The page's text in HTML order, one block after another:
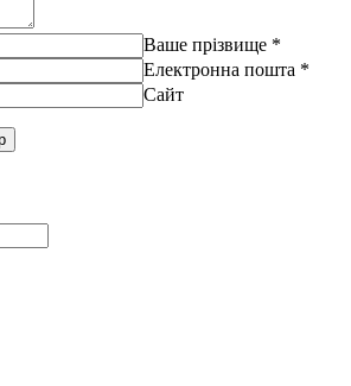
Ваше прізвище *
Електронна пошта *
Сайт